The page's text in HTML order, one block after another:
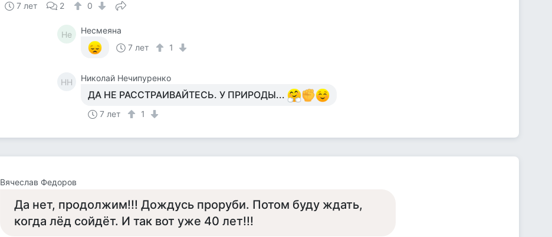
7 лет 2 0
Не
Несмеяна
7 лет
1
НН Николай Нечипуренко
ДА НЕ РАССТРАИВАЙТЕСЬ. У ПРИРОДЫ...
7 лет 1
Вячеслав Федоров
Да нет, продолжим!!! Дождусь проруби. Потом буду ждать,
когда лёд сойдёт. И так вот уже 40 лет!!!